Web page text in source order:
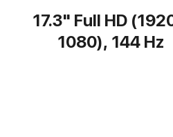
17.3" Full HD
1080), 144 Hz